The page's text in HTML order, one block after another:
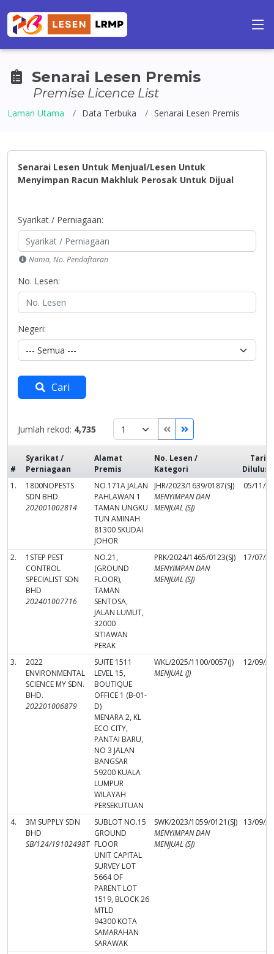
Senarai Lesen Premis
Premise Licence List
Laman Utama Data Terbuka Senarai Lesen Premis
Senarai Lesen Untuk Menjual/Lesen Untuk
Menyimpan Racun Makhluk Perosak Untuk Dijual
Syarikat / Perniagaan:
Nama, No. Pendaftaran
No. Lesen:
Negeri:
Cari
Jumlah rekod: 4,735
#
Syarikat /
Perniagaan
Alamat
Premis
No. Lesen /
Kategori
1.
1800NOPESTS
SDN BHD
202001002814
NO 171A JALAN
PAHLAWAN 1
TAMAN UNGKU
TUN AMINAH
81300 SKUDAI
JOHOR
JHR/2023/1639/0187(SJ)
MENYIMPAN DAN
MENJUAL (SJ)
05/11/
2.
1STEP PEST
CONTROL
SPECIALIST SDN
BHD
202401007716
NO.21,
(GROUND
FLOOR),
TAMAN
SENTOSA,
JALAN LUMUT,
32000
SITIAWAN
PERAK
PRK/2024/1465/0123(SJ)
MENYIMPAN DAN
MENJUAL (SJ)
17/07/
3.
2022
ENVIRONMENTAL
SCIENCE MY SDN.
BHD.
202201006879
SUITE 1511
LEVEL 15,
BOUTIQUE
OFFICE 1 (B-01-
D)
MENARA 2, KL
ECO CITY,
PANTAI BARU,
NO 3 JALAN
BANGSAR
59200 KUALA
LUMPUR
WILAYAH
PERSEKUTUAN
WKL/2025/1100/0057(J)
MENJUAL (J)
12/09/
4.
3M SUPPLY SDN
BHD
SB/124/19102498T
SUBLOT NO.15
GROUND
FLOOR
UNIT CAPITAL
SURVEY LOT
5664 OF
PARENT LOT
1519, BLOCK 26
MTLD
94300 KOTA
SAMARAHAN
SARAWAK
SWK/2023/1059/0121(SJ)
MENYIMPAN DAN
MENJUAL (SJ)
13/09/